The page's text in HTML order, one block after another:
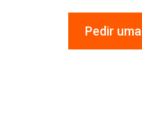
Pedir